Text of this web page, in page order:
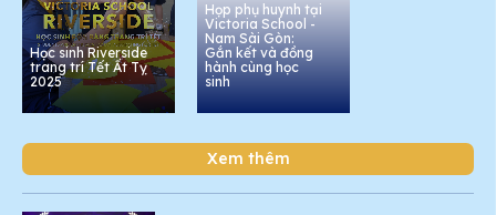
Học sinh Riverside
trang trí Tết Ất Tỵ
2025
Họp phụ huynh tại
Victoria School -
Nam Sài Gòn:
Gắn kết và đồng
hành cùng học
sinh
Xem thêm